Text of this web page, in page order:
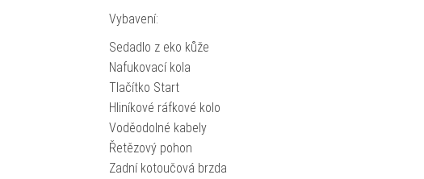
Vybavení:
Sedadlo z eko kůže
Nafukovací kola
Tlačítko Start
Hliníkové ráfkové kolo
Voděodolné kabely
Řetězový pohon
Zadní kotoučová brzda